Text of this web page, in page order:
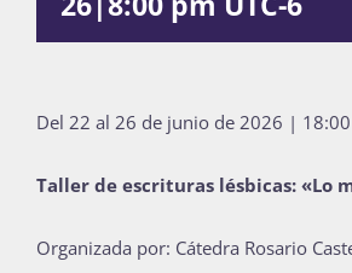
Del 22 al 26 de junio de 2026 |
Taller de escrituras lésbicas: «Lo
Organizada por: Cátedra Rosario